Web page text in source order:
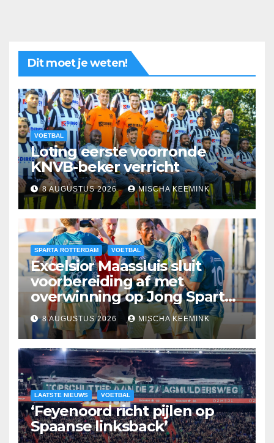
Dit moet je weten!
VOETBAL
Loting eerste voorronde
KNVB-beker verricht
8 AUGUSTUS 2026 MISCHA KEEMINK
SPARTA ROTTERDAM VOETBAL
Excelsior Maassluis sluit
voorbereiding af met
overwinning op Jong Sparta
Rotterdam
8 AUGUSTUS 2026 MISCHA KEEMINK
LAATSTE NIEUWS VOETBAL
‘Feyenoord richt pijlen op
Spaanse linksback’